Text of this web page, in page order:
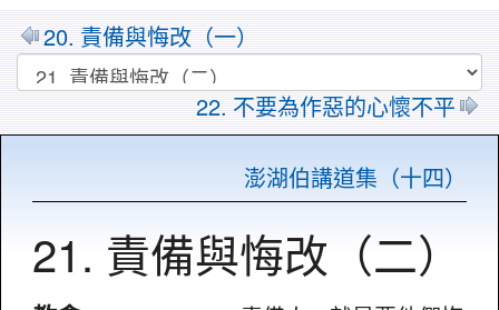
20. 責備與悔改（一）
22. 不要為作惡的心懷不平
澎湖伯講道集（十四）
21. 責備與悔改（二）